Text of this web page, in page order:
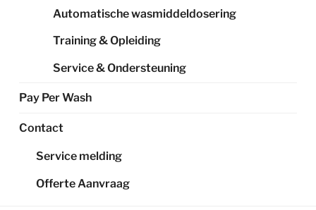
Automatische wasmiddeldosering
Training & Opleiding
Service & Ondersteuning
Pay Per Wash
Contact
Service melding
Offerte Aanvraag